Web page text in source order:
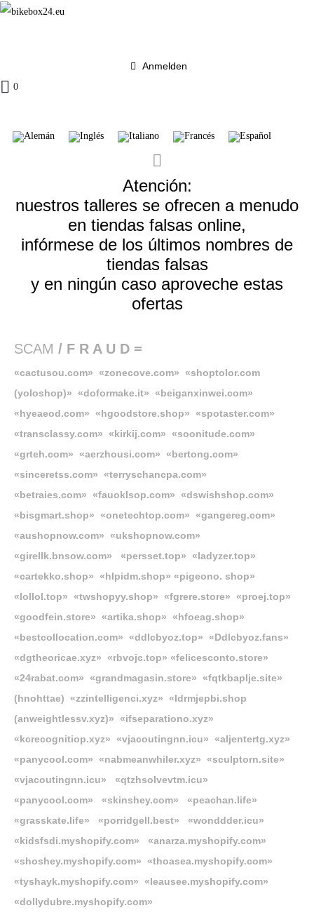
Anmelden
0
Atención:
nuestros talleres se ofrecen a menudo
en tiendas falsas online,
infórmese de los últimos nombres de
tiendas falsas
y en ningún caso aproveche estas
ofertas
SCAM / F R A U D =
«cactusou.com» «zonecove.com» «shoptolor.com
(yoloshop)» «doformake.it» «beiganxinwei.com»
«hyeaeod.com» «hgoodstore.shop» «spotaster.com»
«transclassy.com» «kirkij.com» «soonitude.com»
«grteh.com» «aerzhousi.com» «bertong.com»
«sinceretss.com» «terryschancpa.com»
«betraies.com» «fauoklsop.com» «dswishshop.com»
«bisgmart.shop» «onetechtop.com» «gangereg.com»
«aushopnow.com» «ukshopnow.com»
«girellk.bnsow.com» «persset.top» «ladyzer.top»
«cartekko.shop» «hlpidm.shop» «pigeono. shop»
«lollol.top» «twshopyy.shop» «fgrere.store» «proej.top»
«goodfein.store» «artika.shop» «hfoeag.shop»
«bestcollocation.com» «ddlcbyoz.top» «Ddlcbyoz.fans»
«dgtheoricae.xyz» «rbvojc.top» «felicesconto.store»
«24rabat.com» «grandmagasin.store» «fqtkbaplje.site»
(hnohttae) «zzintelligenci.xyz» «ldrmjepbi.shop
(anweightlessv.xyz)» «ifseparationo.xyz»
«kcrecognitiop.xyz» «vjacoutingnn.icu» «aljentertg.xyz»
«panycool.com» «nabmeanwhiler.xyz» «sculptorn.site»
«vjacoutingnn.icu» «qtzhsolvevtm.icu»
«panycool.com» «skinshey.com» «peachan.life»
«grasskate.life» «porridgell.best» «wonddder.icu»
«kidsfsdi.myshopify.com» «anarza.myshopify.com»
«shoshey.myshopify.com» «thoasea.myshopify.com»
«tyshayk.myshopify.com» «leausee.myshopify.com»
«dollydubre.myshopify.com»